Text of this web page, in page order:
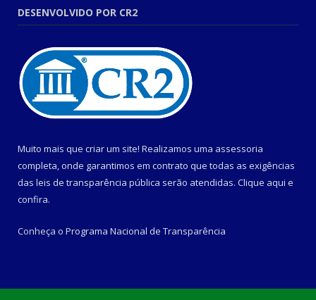
DESENVOLVIDO POR CR2
Muito mais que criar um site! Realizamos uma assessoria
completa, onde garantimos em contrato que todas as exigências
das leis de transparência pública serão atendidas. Clique aqui e
confira.
Conheça o Programa Nacional de Transparência